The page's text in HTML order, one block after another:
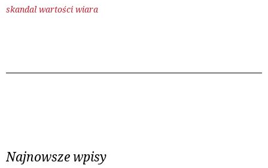
skandal wartości wiara
Najnowsze wpisy